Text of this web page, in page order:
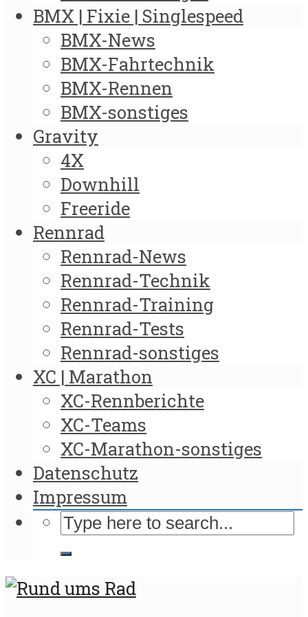
BMX | Fixie | Singlespeed
BMX-News
BMX-Fahrtechnik
BMX-Rennen
BMX-sonstiges
Gravity
4X
Downhill
Freeride
Rennrad
Rennrad-News
Rennrad-Technik
Rennrad-Training
Rennrad-Tests
Rennrad-sonstiges
XC | Marathon
XC-Rennberichte
XC-Teams
XC-Marathon-sonstiges
Datenschutz
Impressum